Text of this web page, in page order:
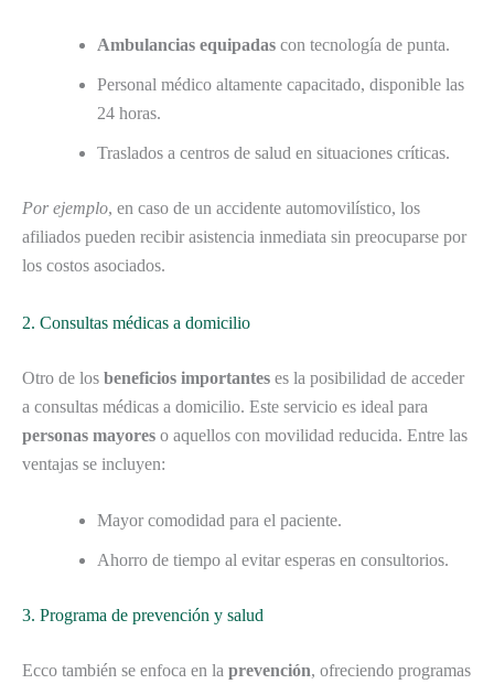
Ambulancias equipadas con tecnología de punta.
Personal médico altamente capacitado, disponible las
24 horas.
Traslados a centros de salud en situaciones críticas.
Por ejemplo, en caso de un accidente automovilístico, los
afiliados pueden recibir asistencia inmediata sin preocuparse por
los costos asociados.
2. Consultas médicas a domicilio
Otro de los beneficios importantes es la posibilidad de acceder
a consultas médicas a domicilio. Este servicio es ideal para
personas mayores o aquellos con movilidad reducida. Entre las
ventajas se incluyen:
Mayor comodidad para el paciente.
Ahorro de tiempo al evitar esperas en consultorios.
3. Programa de prevención y salud
Ecco también se enfoca en la prevención, ofreciendo programas